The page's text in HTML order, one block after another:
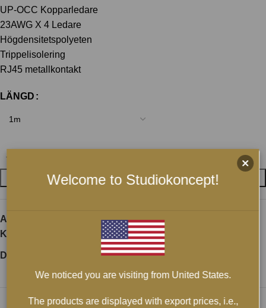
UP-OCC Kopparledare
23AWG X 4 Ledare
Högdensitetspolyeten
Trippelisolering
RJ45 metallkontakt
LÄNGD
LÄGG I VARUKORG
Artikelnr:
neotech-natverkskabel-neet-3008-koppar
Kategori:
LAN Nätverkskablar RJ 45
Dela:
Welcome to Studiokoncept!
We noticed you are visiting from United States.
The products are displayed with export prices, i.e.,